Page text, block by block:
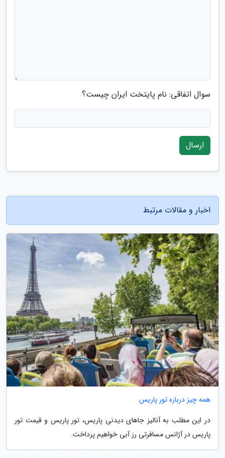
سوال اتفاقی: نام پایتخت ایران چیست؟
ارسال
اخبار و مقالات مرتبط
همه چیز درباره تور پاریس
در این مطلب به آنالیز جاهای دیدنی پاریس، تور پاریس و قیمت تور
پاریس در آژانس مسافرتی رز آبی خواهیم پرداخت.